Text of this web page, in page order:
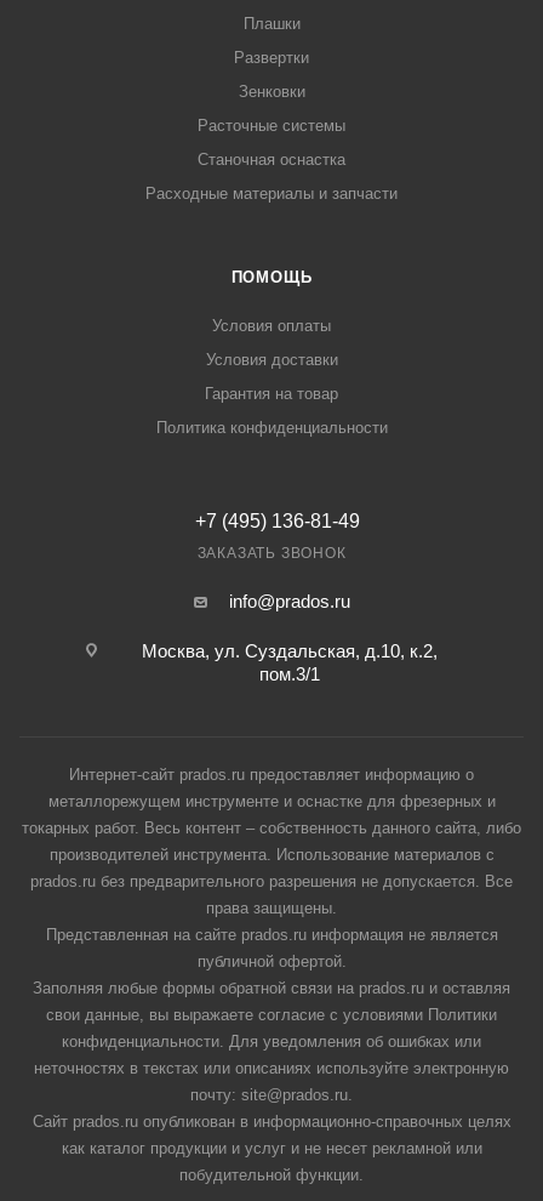
Плашки
Развертки
Зенковки
Расточные системы
Станочная оснастка
Расходные материалы и запчасти
ПОМОЩЬ
Условия оплаты
Условия доставки
Гарантия на товар
Политика конфиденциальности
+7 (495) 136-81-49
ЗАКАЗАТЬ ЗВОНОК
info@prados.ru
Москва, ул. Суздальская, д.10, к.2,
пом.3/1
Интернет-сайт prados.ru предоставляет информацию о
металлорежущем инструменте и оснастке для фрезерных и
токарных работ. Весь контент – собственность данного сайта, либо
производителей инструмента. Использование материалов с
prados.ru без предварительного разрешения не допускается. Все
права защищены.
Представленная на сайте prados.ru информация не является
публичной офертой.
Заполняя любые формы обратной связи на prados.ru и оставляя
свои данные, вы выражаете согласие с условиями Политики
конфиденциальности. Для уведомления об ошибках или
неточностях в текстах или описаниях используйте электронную
почту: site@prados.ru.
Сайт prados.ru опубликован в информационно-справочных целях
как каталог продукции и услуг и не несет рекламной или
побудительной функции.